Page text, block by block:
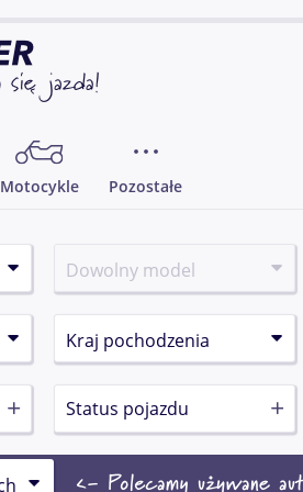
Motocykle Pozostałe
Status pojazdu